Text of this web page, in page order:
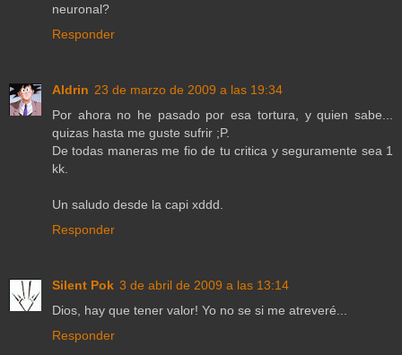
neuronal?
Responder
Aldrin 23 de marzo de 2009 a las 19:34
Por ahora no he pasado por esa tortura, y quien sabe...
quizas hasta me guste sufrir ;P.
De todas maneras me fio de tu critica y seguramente sea 1
kk.
Un saludo desde la capi xddd.
Responder
Silent Pok 3 de abril de 2009 a las 13:14
Dios, hay que tener valor! Yo no se si me atreveré...
Responder